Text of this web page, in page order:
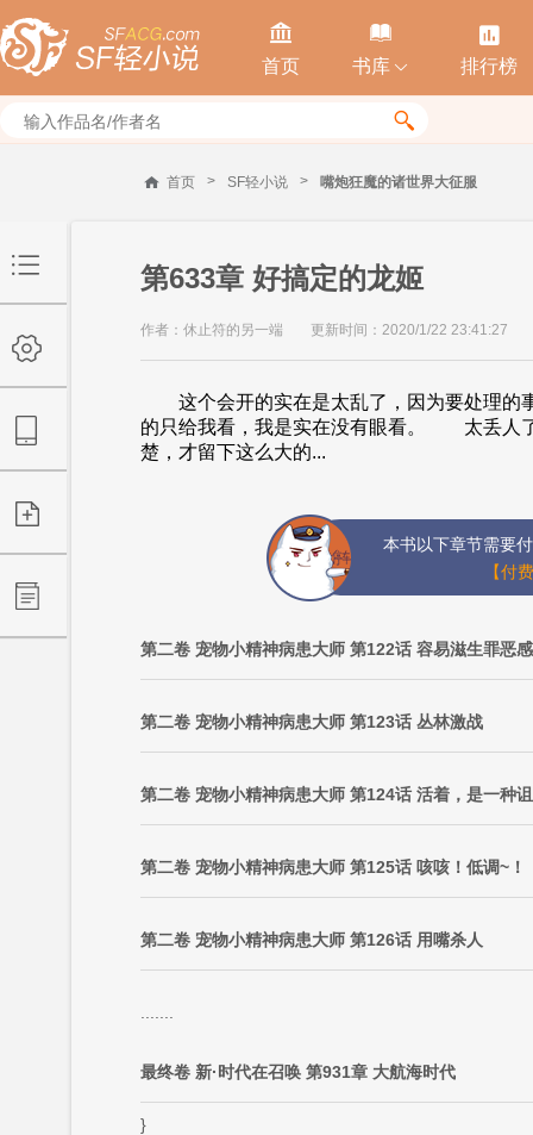

首页

书库 

排行榜

首页 > SF轻小说 > 嘴炮狂魔的诸世界大征服
第633章 好搞定的龙姬
作者：休止符的另一端 更新时间：2020/1/22 23:41:27
这个会开的实在是太乱了，因为要处理的
的只给我看，我是实在没有眼看。 太丢人
楚，才留下这么大的...
本书以下章节需要
【付
第二卷 宠物小精神病患大师 第122话 容易滋生罪恶感
第二卷 宠物小精神病患大师 第123话 丛林激战
第二卷 宠物小精神病患大师 第124话 活着，是一种
第二卷 宠物小精神病患大师 第125话 咳咳！低调~！
第二卷 宠物小精神病患大师 第126话 用嘴杀人
最终卷 新·时代在召唤 第931章 大航海时代
}